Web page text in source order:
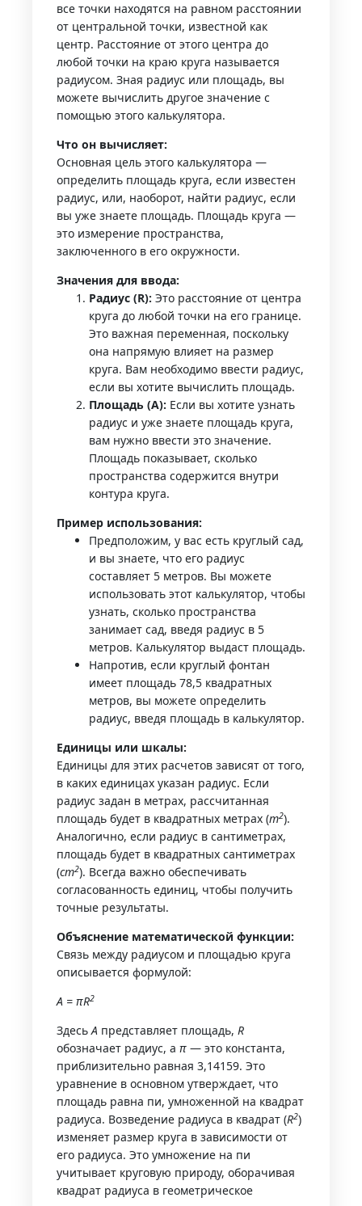
все точки находятся на равном расстоянии
от центральной точки, известной как
центр. Расстояние от этого центра до
любой точки на краю круга называется
радиусом. Зная радиус или площадь, вы
можете вычислить другое значение с
помощью этого калькулятора.
Что он вычисляет:
Основная цель этого калькулятора —
определить площадь круга, если известен
радиус, или, наоборот, найти радиус, если
вы уже знаете площадь. Площадь круга —
это измерение пространства,
заключенного в его окружности.
Значения для ввода:
Радиус (R): Это расстояние от центра
круга до любой точки на его границе.
Это важная переменная, поскольку
она напрямую влияет на размер
круга. Вам необходимо ввести радиус,
если вы хотите вычислить площадь.
Площадь (A): Если вы хотите узнать
радиус и уже знаете площадь круга,
вам нужно ввести это значение.
Площадь показывает, сколько
пространства содержится внутри
контура круга.
Пример использования:
Предположим, у вас есть круглый сад,
и вы знаете, что его радиус
составляет 5 метров. Вы можете
использовать этот калькулятор, чтобы
узнать, сколько пространства
занимает сад, введя радиус в 5
метров. Калькулятор выдаст площадь.
Напротив, если круглый фонтан
имеет площадь 78,5 квадратных
метров, вы можете определить
радиус, введя площадь в калькулятор.
Единицы или шкалы:
Единицы для этих расчетов зависят от того,
в каких единицах указан радиус. Если
радиус задан в метрах, рассчитанная
площадь будет в квадратных метрах (m2).
Аналогично, если радиус в сантиметрах,
площадь будет в квадратных сантиметрах
(cm2). Всегда важно обеспечивать
согласованность единиц, чтобы получить
точные результаты.
Объяснение математической функции:
Связь между радиусом и площадью круга
описывается формулой:
A = πR2
Здесь A представляет площадь, R
обозначает радиус, а π — это константа,
приблизительно равная 3,14159. Это
уравнение в основном утверждает, что
площадь равна пи, умноженной на квадрат
радиуса. Возведение радиуса в квадрат (R2)
изменяет размер круга в зависимости от
его радиуса. Это умножение на пи
учитывает круговую природу, оборачивая
квадрат радиуса в геометрическое